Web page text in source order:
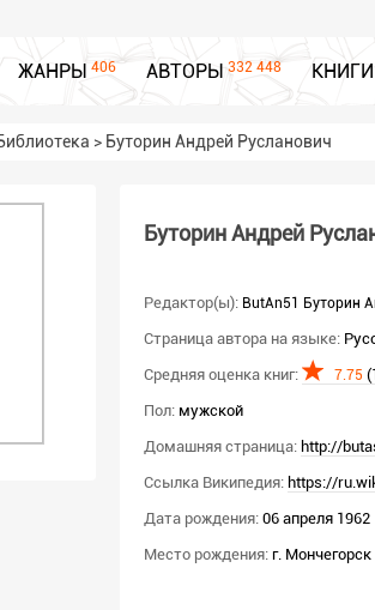
ЖАНРЫ 406 АВТОРЫ 332 448 КНИГИ
> Буторин Андрей Русланович
Буторин Андрей
Редактор(ы): ButAn51 Буторин
Страница автора на языке:
Средняя оценка книг:
7.75
Пол: мужской
Домашняя страница: http://
Ссылка Википедия: https://
Дата рождения: 06 апреля 1962
Место рождения: г. Мончегорск